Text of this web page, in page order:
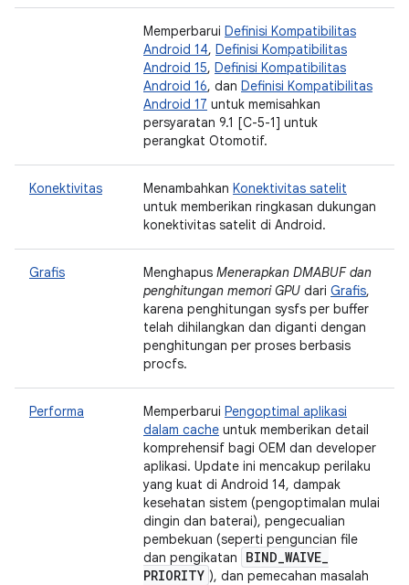
Memperbarui Definisi Kompatibilitas
Android 14, Definisi Kompatibilitas
Android 15, Definisi Kompatibilitas
Android 16, dan Definisi Kompatibilitas
Android 17 untuk memisahkan
persyaratan 9.1 [C-5-1] untuk
perangkat Otomotif.
Konektivitas Menambahkan Konektivitas satelit
untuk memberikan ringkasan dukungan
konektivitas satelit di Android.
Grafis Menghapus Menerapkan DMABUF dan
penghitungan memori GPU dari Grafis,
karena penghitungan sysfs per buffer
telah dihilangkan dan diganti dengan
penghitungan per proses berbasis
procfs.
Performa Memperbarui Pengoptimal aplikasi
dalam cache untuk memberikan detail
komprehensif bagi OEM dan developer
aplikasi. Update ini mencakup perilaku
yang kuat di Android 14, dampak
kesehatan sistem (pengoptimalan mulai
dingin dan baterai), pengecualian
pembekuan (seperti penguncian file
dan pengikatan
BIND_WAIVE_
PRIORITY ), dan pemecahan masalah